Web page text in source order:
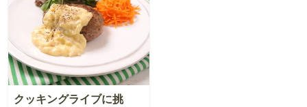
クッキングライブに挑